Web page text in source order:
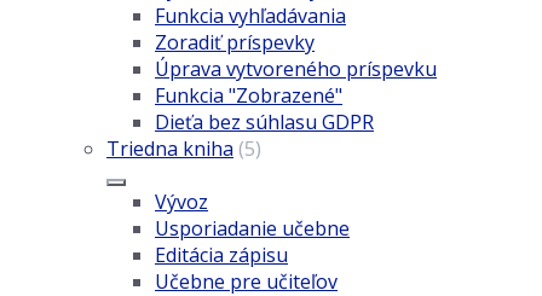
Funkcia vyhľadávania
Zoradiť príspevky
Úprava vytvoreného príspevku
Funkcia "Zobrazené"
Dieťa bez súhlasu GDPR
Triedna kniha (5)
Vývoz
Usporiadanie učebne
Editácia zápisu
Učebne pre učiteľov